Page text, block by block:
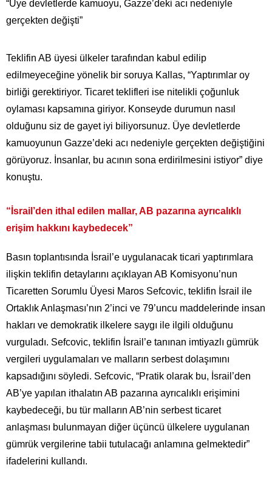
“Üye devletlerde kamuoyu, Gazze’deki acı nedeniyle
gerçekten değişti”
Teklifin AB üyesi ülkeler tarafından kabul edilip
edilmeyeceğine yönelik bir soruya Kallas, “Yaptırımlar oy
birliği gerektiriyor. Ticaret teklifleri ise nitelikli çoğunluk
oylaması kapsamına giriyor. Konseyde durumun nasıl
olduğunu siz de gayet iyi biliyorsunuz. Üye devletlerde
kamuoyunun Gazze’deki acı nedeniyle gerçekten değiştiğini
görüyoruz. İnsanlar, bu acının sona erdirilmesini istiyor” diye
konuştu.
“İsrail’den ithal edilen mallar, AB pazarına ayrıcalıklı
erişim hakkını kaybedecek”
Basın toplantısında İsrail’e uygulanacak ticari yaptırımlara
ilişkin teklifin detaylarını açıklayan AB Komisyonu’nun
Ticaretten Sorumlu Üyesi Maros Sefcovic, teklifin İsrail ile
Ortaklık Anlaşması’nın 2’inci ve 79’uncu maddelerinde insan
hakları ve demokratik ilkelere saygı ile ilgili olduğunu
vurguladı. Sefcovic, teklifin İsrail’e tanınan imtiyazlı gümrük
vergileri uygulamaları ve malların serbest dolaşımını
kapsadığını söyledi. Sefcovic, “Pratik olarak bu, İsrail’den
AB’ye yapılan ithalatın AB pazarına ayrıcalıklı erişimini
kaybedeceği, bu tür malların AB’nin serbest ticaret
anlaşması bulunmayan diğer üçüncü ülkelere uygulanan
gümrük vergilerine tabii tutulacağı anlamına gelmektedir”
ifadelerini kullandı.